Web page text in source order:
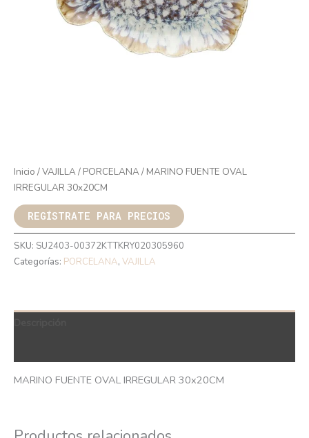
Inicio /VAJILLA/ PORCELANA/ MARINO FUENTE OVAL
IRREGULAR 30x20CM
REGÍSTRATE PARA PRECIOS
SKU: SU2403-00372KTTKRY020305960
Categorías: PORCELANA, VAJILLA
MARINO FUENTE OVAL IRREGULAR 30x20CM